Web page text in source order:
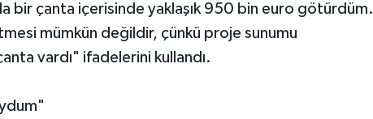
bir çanta içerisinde yaklaşık 950 bin euro götürdüm.
mümkün değildir, çünkü proje sunumu
vardı" ifadelerini kullandı.